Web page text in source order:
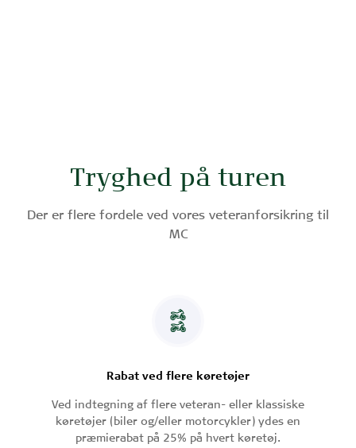
Tryghed på turen
Der er flere fordele ved vores veteranforsikring til
MC
Rabat ved flere køretøjer
Ved indtegning af flere veteran- eller klassiske
køretøjer (biler og/eller motorcykler) ydes en
præmierabat på 25% på hvert køretøj.